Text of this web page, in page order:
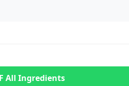
All Ingredients